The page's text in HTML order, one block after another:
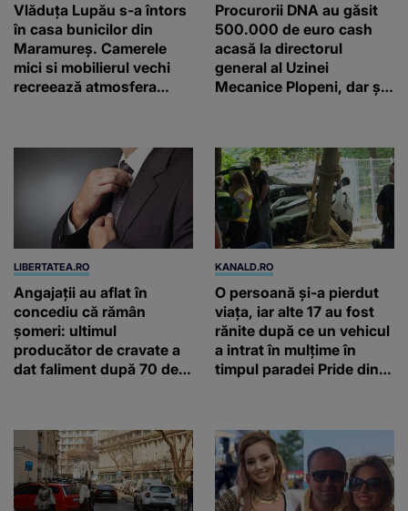
Vlăduța Lupău s-a întors
în casa bunicilor din
Maramureș. Camerele
mici si mobilierul vechi
recreează atmosfera
Procurorii DNA au găsit
500.000 de euro cash
acasă la directorul
general al Uzinei
Mecanice Plopeni, dar și
LIBERTATEA.RO
Angajații au aflat în
concediu că rămân
șomeri: ultimul
producător de cravate a
dat faliment după 70 de
KANALD.RO
O persoană și-a pierdut
viața, iar alte 17 au fost
rănite după ce un vehicul
a intrat în mulțime în
timpul paradei Pride din